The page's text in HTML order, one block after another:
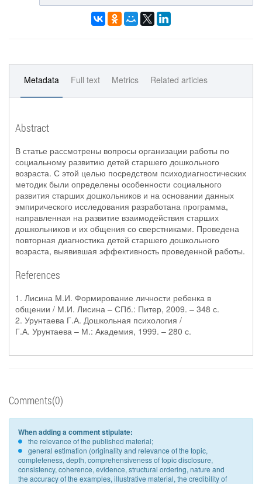
Metadata Full text Metrics Related articles
Abstract
В статье рассмотрены вопросы организации работы по
социальному развитию детей старшего дошкольного
возраста. С этой целью посредством психодиагностических
методик были определены особенности социального
развития старших дошкольников и на основании данных
эмпирического исследования разработана программа,
направленная на развитие взаимодействия старших
дошкольников и их общения со сверстниками. Проведена
повторная диагностика детей старшего дошкольного
возраста, выявившая эффективность проведенной работы.
References
1. Лисина М.И. Формирование личности ребенка в
общении / М.И. Лисина – СПб.: Питер, 2009. – 348 с.
2. Урунтаева Г.А. Дошкольная психология /
Г.А. Урунтаева – М.: Академия, 1999. – 280 с.
Comments(0)
When adding a comment stipulate:
the relevance of the published material;
general estimation (originality and relevance of the topic,
completeness, depth, comprehensiveness of topic disclosure,
consistency, coherence, evidence, structural ordering, nature and
the accuracy of the examples, illustrative material, the credibility of